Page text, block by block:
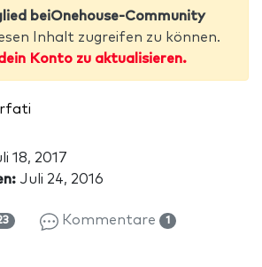
beiOnehouse-Community
Inhalt zugreifen zu können.
Konto zu aktualisieren.
18, 2017
Juli 24, 2016
Kommentare 1